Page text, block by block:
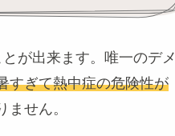
が出来ます。唯一のデメ
すぎて熱中症の危険性が
せん。